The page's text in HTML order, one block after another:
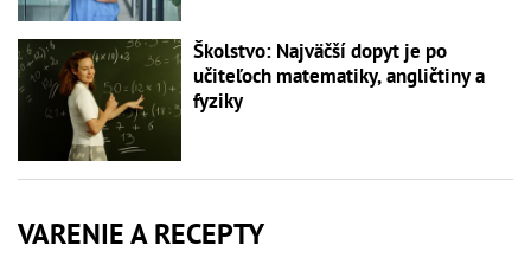
Školstvo: Najväčší dopyt je po
učiteľoch matematiky, angličtiny a
fyziky
VARENIE A RECEPTY